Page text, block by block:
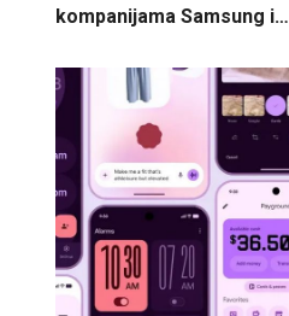
kompanijama Samsung i…